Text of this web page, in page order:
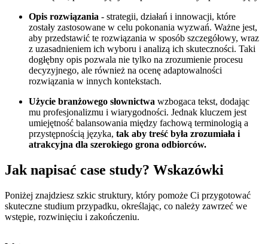
Opis rozwiązania - strategii, działań i innowacji, które
zostały zastosowane w celu pokonania wyzwań. Ważne jest,
aby przedstawić te rozwiązania w sposób szczegółowy, wraz
z uzasadnieniem ich wyboru i analizą ich skuteczności. Taki
dogłębny opis pozwala nie tylko na zrozumienie procesu
decyzyjnego, ale również na ocenę adaptowalności
rozwiązania w innych kontekstach.
Użycie branżowego słownictwa wzbogaca tekst, dodając
mu profesjonalizmu i wiarygodności. Jednak kluczem jest
umiejętność balansowania między fachową terminologią a
przystępnością języka, tak aby treść była zrozumiała i
atrakcyjna dla szerokiego grona odbiorców.
Jak napisać case study? Wskazówki
Poniżej znajdziesz szkic struktury, który pomoże Ci przygotować
skuteczne studium przypadku, określając, co należy zawrzeć we
wstępie, rozwinięciu i zakończeniu.